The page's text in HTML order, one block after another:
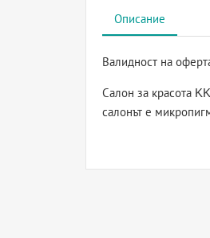
Описание
Валидност на
Салон за красота
салонът е